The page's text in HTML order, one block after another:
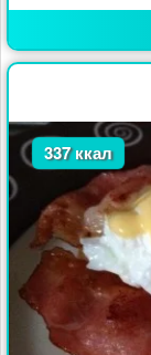
337 ккал